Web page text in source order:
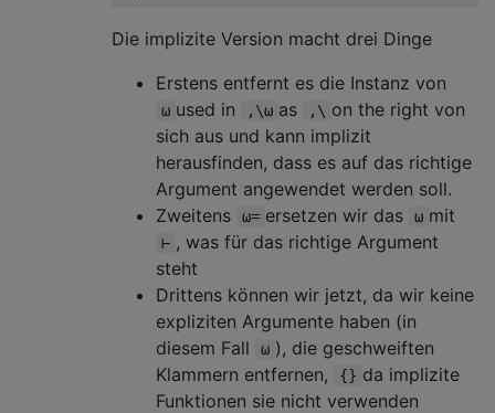
Die implizite Version macht drei Dinge
Erstens entfernt es die Instanz von
⍵ used in ,\⍵ as ,\ on the right von
sich aus und kann implizit
herausfinden, dass es auf das richtige
Argument angewendet werden soll.
Zweitens
⍵= ersetzen wir das ⍵ mit
⊢ , was für das richtige Argument
steht
Drittens können wir jetzt, da wir keine
expliziten Argumente haben (in
diesem Fall
⍵ ), die geschweiften
Klammern entfernen,
{} da implizite
Funktionen sie nicht verwenden